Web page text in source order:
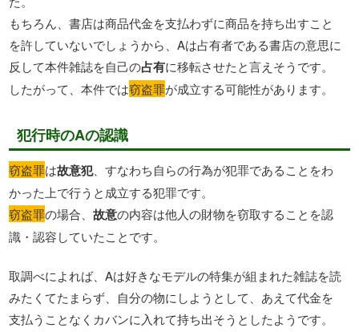
もちろん、書店は商品代金を支払わずに商品を持ち出すこと
を許していないでしょうから、Aは占有者である書店の意思に
反して本件雑誌を自己の占有に移転させたと言えそうです。
したがって、本件では窃盗罪が成立する可能性があります。
犯行時のAの認識
窃盗罪は故意犯、すなわち自らの行為が犯罪であることをわ
かった上で行うと成立する犯罪です。
窃盗罪の場合、故意の内容は他人の財物を窃取することを認
識・認容していたことです。
取調べによれば、Aは好きなモデルの特集が組まれた雑誌を読
みたくてたまらず、自分の物にしようとして、あえて代金を
支払うことなくカバンに入れて持ち出そうとしたようです。